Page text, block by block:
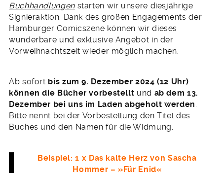
Buchhandlungen starten wir unsere diesjährige
Signieraktion. Dank des großen Engagements der
Hamburger Comicszene können wir dieses
wunderbare und exklusive Angebot in der
Vorweihnachtszeit wieder möglich machen.
Ab sofort bis zum 9. Dezember 2024 (12 Uhr)
können die Bücher vorbestellt und ab dem 13.
Dezember bei uns im Laden abgeholt werden.
Bitte nennt bei der Vorbestellung den Titel des
Buches und den Namen für die Widmung.
Beispiel: 1 x Das kalte Herz von Sascha
Hommer – »Für Enid«